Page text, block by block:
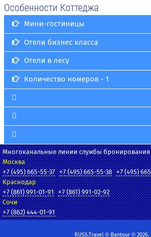
Особенности Коттеджа
Мини-гостиницы
Отели бизнес класса
Отели в лесу
Количество номеров - 1
Многоканальные линии службы бронирования
Москва
+7 (495) 665-55-37 +7 (495) 665-55-38 +7 (495)
Краснодар
+7 (861) 991-01-91 +7 (861) 991-02-92
Сочи
+7 (862) 444-01-91
RUSS.Travel © Bantour © 2026.